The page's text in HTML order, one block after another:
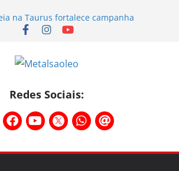
na Taurus fortalece campanha
mostra a força da categoria que exige
Diretivo da CNM/CUT debate indústria e
destelha Ginásio Bigornão
na Taurus – Campanha salarial
Redes Sociais: